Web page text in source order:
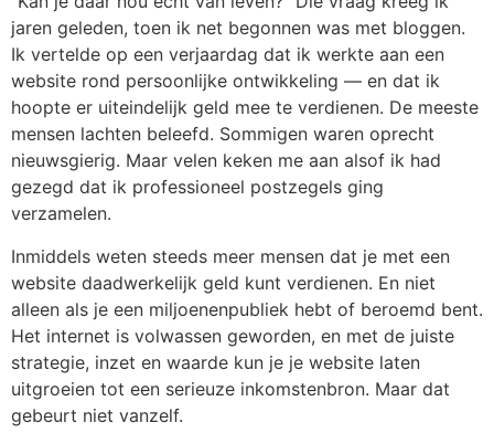
jaren geleden, toen ik net begonnen was met bloggen.
Ik vertelde op een verjaardag dat ik werkte aan een
website rond persoonlijke ontwikkeling — en dat ik
hoopte er uiteindelijk geld mee te verdienen. De meeste
mensen lachten beleefd. Sommigen waren oprecht
nieuwsgierig. Maar velen keken me aan alsof ik had
gezegd dat ik professioneel postzegels ging
verzamelen.
Inmiddels weten steeds meer mensen dat je met een
website daadwerkelijk geld kunt verdienen. En niet
alleen als je een miljoenenpubliek hebt of beroemd bent.
Het internet is volwassen geworden, en met de juiste
strategie, inzet en waarde kun je je website laten
uitgroeien tot een serieuze inkomstenbron. Maar dat
gebeurt niet vanzelf.